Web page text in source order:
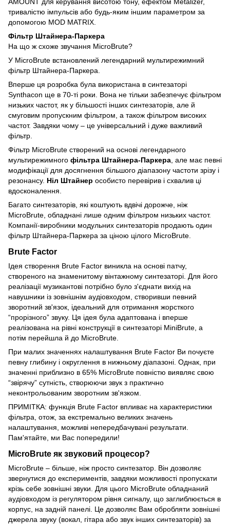
AMOUNT для керування висотою тону, ефектом Metalizer,
тривалістю імпульсів або будь-яким іншим параметром за
допомогою MOD MATRIX.
Фільтр Штайнера-Паркера
На що ж схоже звучання MicroBrute?
У MicroBrute встановлений легендарний мультирежимний
фільтр Штайнера-Паркера.
Вперше ця розробка була використана в синтезаторі
Synthacon ще в 70-ті роки. Вона не тільки забезпечує фільтром
низьких частот, як у більшості інших синтезаторів, але й
смуговим пропускним фільтром, а також фільтром високих
частот. Завдяки чому – це універсальний і дуже важливий
фільтр.
Фільтр MicroBrute створений на основі легендарного
мультирежимного фільтра Штайнера-Паркера, але має певні
модифікації для досягнення більшого діапазону частоти зрізу і
резонансу. Ніл Штайнер особисто перевірив і схвалив ці
вдосконалення.
Багато синтезаторів, які коштують вдвічі дорожче, ніж
MicroBrute, обладнані лише одним фільтром низьких частот.
Компанії-виробники модульних синтезаторів продають один
фільтр Штайнера-Паркера за ціною цілого MicroBrute.
Brute Factor
Ідея створення Brute Factor виникла на основі патчу,
створеного на знаменитому вінтажному синтезаторі. Для його
реалізації музикантові потрібно було з'єднати вихід на
навушники із зовнішнім аудіовходом, створивши певний
зворотний зв'язок, ідеальний для отримання жорсткого
“прорізного” звуку. Ця ідея була адаптована і вперше
реалізована на рівні конструкції в синтезаторі MiniBrute, а
потім перейшла й до MicroBrute.
При малих значеннях налаштування Brute Factor Ви почуєте
певну глибину і округлення в нижньому діапазоні. Однак, при
значенні приблизно в 65% MicroBrute повністю виявляє свою
“звірячу” сутність, створюючи звук з практично
неконтрольованим зворотним зв'язком.
ПРИМІТКА: функція Brute Factor впливає на характеристики
фільтра, отож, за екстремально великих значень
налаштування, можливі непередбачувані результати.
Пам'ятайте, ми Вас попередили!
MicroBrute як звуковий процесор?
MicroBrute – більше, ніж просто синтезатор. Він дозволяє
звернутися до експериментів, завдяки можливості пропускати
крізь себе зовнішні звуки. Для цього MicroBrute обладнаний
аудіовходом із регулятором рівня сигналу, що заглиблюється в
корпус, на задній панелі. Це дозволяє Вам обробляти зовнішні
джерела звуку (вокал, гітара або звук інших синтезаторів) за